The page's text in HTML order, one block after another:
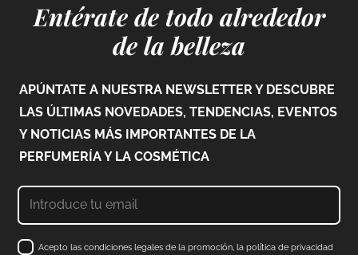
Entérate de todo alrededor
de la belleza
APÚNTATE A NUESTRA NEWSLETTER Y DESCUBRE
LAS ÚLTIMAS NOVEDADES, TENDENCIAS, EVENTOS
Y NOTICIAS MÁS IMPORTANTES DE LA
PERFUMERÍA Y LA COSMÉTICA
Acepto las condiciones legales de la promoción, la política de privacidad